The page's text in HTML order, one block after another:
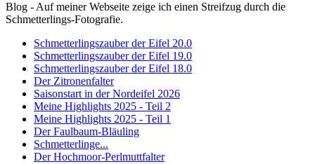
Blog - Auf meiner Webseite zeige ich einen Streifzug durch die
Schmetterlings-Fotografie.
Schmetterlingszauber der Eifel 20.0
Schmetterlingszauber der Eifel 19.0
Schmetterlingszauber der Eifel 18.0
Der Zitronenfalter
Saisonstart in der Nordeifel 2026
Meine Highlights 2025 - Teil 2
Meine Highlights 2025 - Teil 1
Der Faulbaum-Bläuling
Schmetterlinge...
Der Hochmoor-Perlmuttfalter